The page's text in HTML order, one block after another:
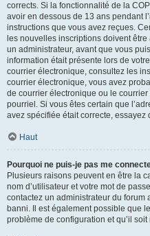
corrects. Si la fonctionnalité de la
avoir en dessous de 13 ans pendant
instructions que vous avez reçues.
les nouvelles inscriptions doivent
un administrateur, avant que vous
information était présente lors de
courrier électronique, consultez les
courrier électronique, vous avez
de courrier électronique ou le
pourriel. Si vous êtes certain que
avez spécifiée était correcte,
Haut
Pourquoi ne puis-je pas me
Plusieurs raisons peuvent en être la
nom d’utilisateur et votre mot de
contactez un administrateur du forum
banni. Il est également possible que
problème de configuration et qu’il